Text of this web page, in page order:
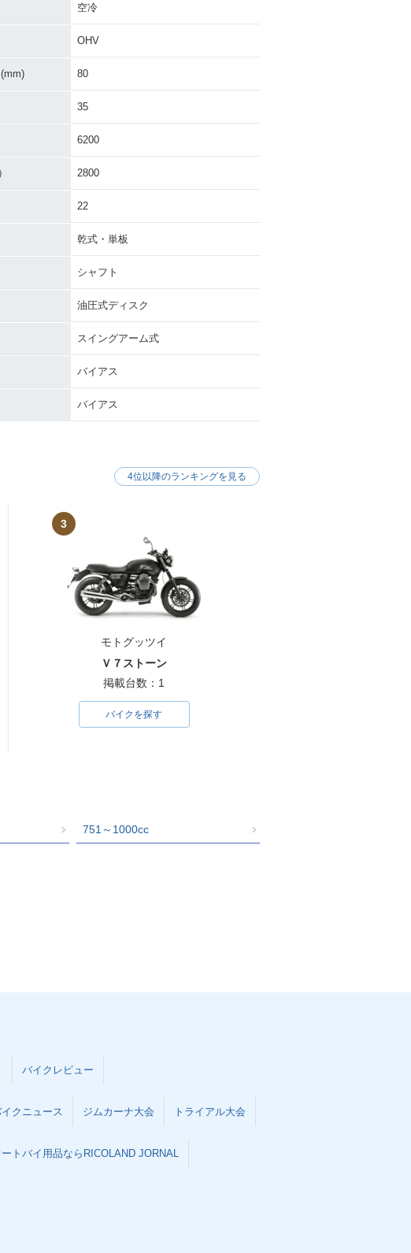
空冷
OHV
80
35
6200
2800
22
乾式・単板
シャフト
油圧式ディスク
スイングアーム式
バイアス
バイアス
3
モトグッツイ
Ｖ７ストーン
掲載台数：1
バイクを探す
4位以降のランキングを見る
751～1000cc
バイクレビュー
クニュース ジムカーナ大会 トライアル大会
ートバイ用品ならRICOLAND JORNAL